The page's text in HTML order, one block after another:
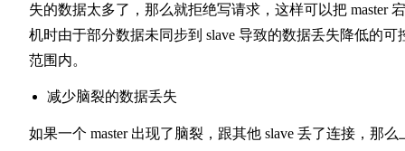
失的数据太多了，那么就拒绝写请求，这样可以把 master 宕
机时由于部分数据未同步到 slave 导致的数据丢失降低的可
范围内。
减少脑裂的数据丢失
如果一个 master 出现了脑裂，跟其他 slave 丢了连接，那么